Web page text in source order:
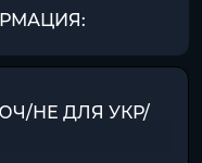
НЕ ДЛЯ УКР/